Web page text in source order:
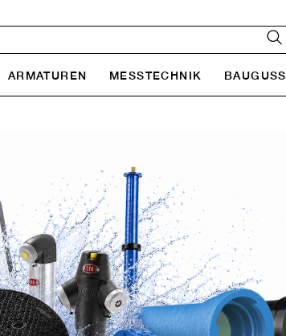
ARMATUREN MESSTECHNIK BAUGUSS